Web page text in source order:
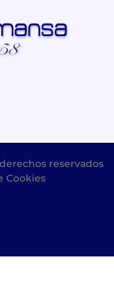
reservados
Cookies